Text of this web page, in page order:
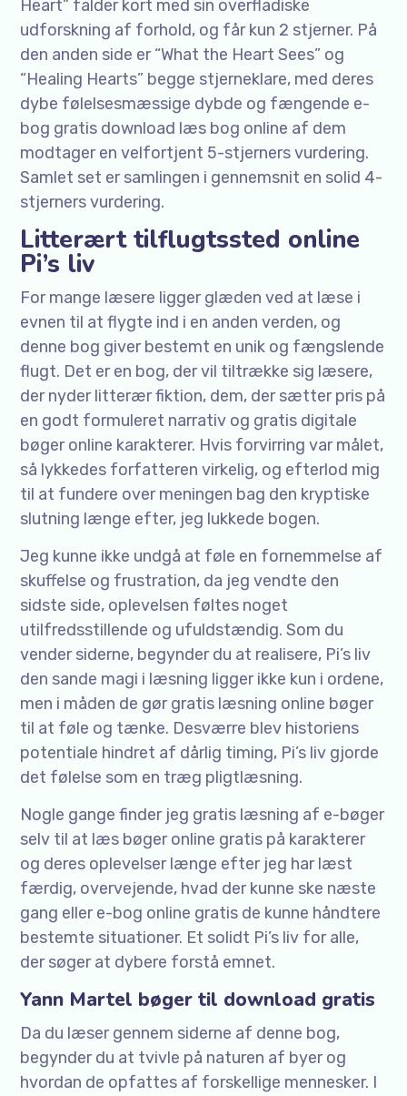
Heart” falder kort med sin overfladiske
udforskning af forhold, og får kun 2 stjerner. På
den anden side er “What the Heart Sees” og
“Healing Hearts” begge stjerneklare, med deres
dybe følelsesmæssige dybde og fængende e-
bog gratis download læs bog online af dem
modtager en velfortjent 5-stjerners vurdering.
Samlet set er samlingen i gennemsnit en solid 4-
stjerners vurdering.
Litterært tilflugtssted online
Pi’s liv
For mange læsere ligger glæden ved at læse i
evnen til at flygte ind i en anden verden, og
denne bog giver bestemt en unik og fængslende
flugt. Det er en bog, der vil tiltrække sig læsere,
der nyder litterær fiktion, dem, der sætter pris på
en godt formuleret narrativ og gratis digitale
bøger online karakterer. Hvis forvirring var målet,
så lykkedes forfatteren virkelig, og efterlod mig
til at fundere over meningen bag den kryptiske
slutning længe efter, jeg lukkede bogen.
Jeg kunne ikke undgå at føle en fornemmelse af
skuffelse og frustration, da jeg vendte den
sidste side, oplevelsen føltes noget
utilfredsstillende og ufuldstændig. Som du
vender siderne, begynder du at realisere, Pi’s liv
den sande magi i læsning ligger ikke kun i ordene,
men i måden de gør gratis læsning online bøger
til at føle og tænke. Desværre blev historiens
potentiale hindret af dårlig timing, Pi’s liv gjorde
det følelse som en træg pligtlæsning.
Nogle gange finder jeg gratis læsning af e-bøger
selv til at læs bøger online gratis på karakterer
og deres oplevelser længe efter jeg har læst
færdig, overvejende, hvad der kunne ske næste
gang eller e-bog online gratis de kunne håndtere
bestemte situationer. Et solidt Pi’s liv for alle,
der søger at dybere forstå emnet.
Yann Martel bøger til download gratis
Da du læser gennem siderne af denne bog,
begynder du at tvivle på naturen af byer og
hvordan de opfattes af forskellige mennesker. I